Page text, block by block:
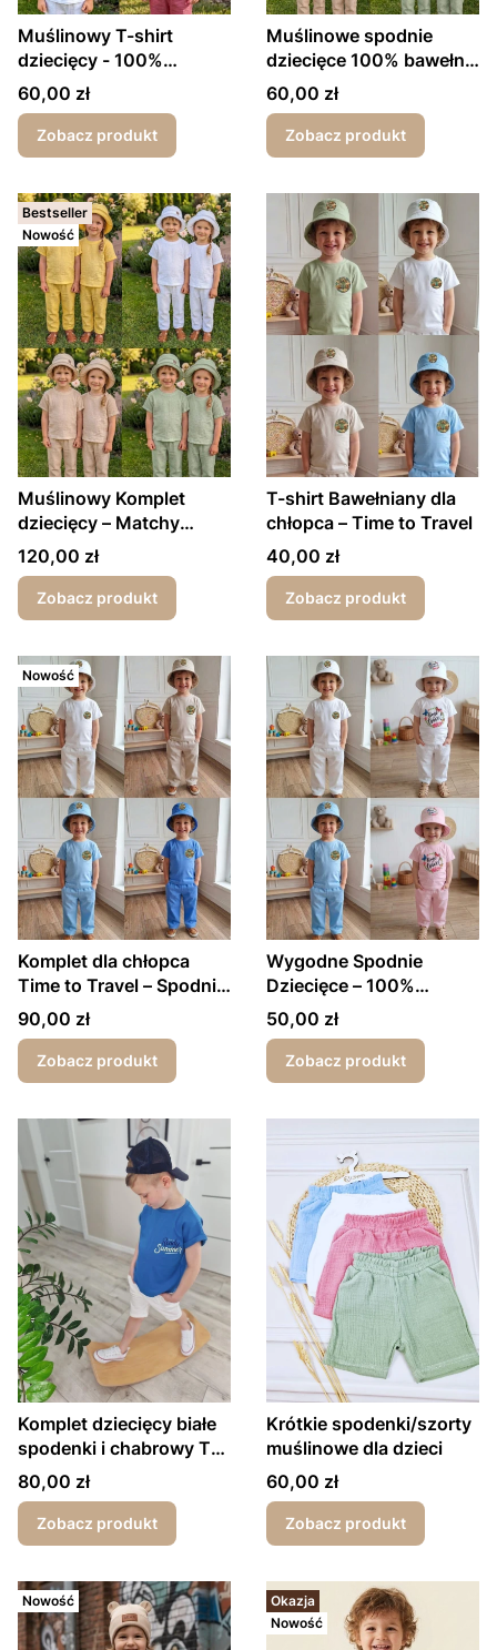
Muślinowy T-shirt
dziecięcy - 100%
bawełna
Cena
60,00 zł
Zobacz produkt
Muślinowe spodnie
dziecięce 100% bawełna
- różne kolory
Cena
60,00 zł
Zobacz produkt
Bestseller
Nowość
Muślinowy Komplet
dziecięcy – Matchy
matchy 100% bawełna
Cena
120,00 zł
Zobacz produkt
T-shirt Bawełniany dla
chłopca – Time to Travel
Cena
40,00 zł
Zobacz produkt
Nowość
Komplet dla chłopca
Time to Travel – Spodnie
i T-shirt
Cena
90,00 zł
Zobacz produkt
Wygodne Spodnie
Dziecięce – 100%
Mięciutka Bawełna
Cena
50,00 zł
Zobacz produkt
Komplet dziecięcy białe
spodenki i chabrowy T-
shirt Ready for Summer
Cena
80,00 zł
Zobacz produkt
Krótkie spodenki/szorty
muślinowe dla dzieci
Cena
60,00 zł
Zobacz produkt
Nowość
Okazja
Nowość